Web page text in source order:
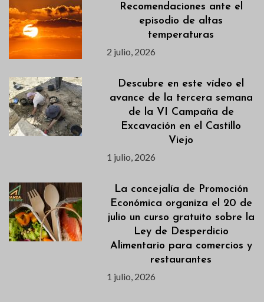
Recomendaciones ante el
episodio de altas
temperaturas
2 julio, 2026
Descubre en este vídeo el
avance de la tercera semana
de la VI Campaña de
Excavación en el Castillo
Viejo
1 julio, 2026
La concejalía de Promoción
Económica organiza el 20 de
julio un curso gratuito sobre la
Ley de Desperdicio
Alimentario para comercios y
restaurantes
1 julio, 2026